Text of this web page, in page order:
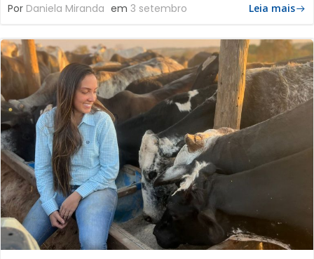
Por Daniela Miranda em 3 setembro Leia mais